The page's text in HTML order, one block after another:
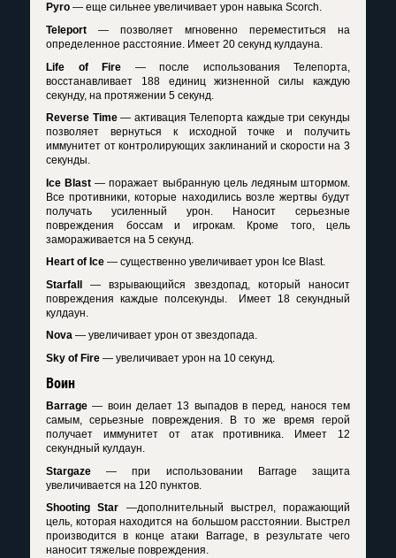
Pyro — еще сильнее увеличивает урон навыка Scorch.
Teleport — позволяет мгновенно переместиться на
определенное расстояние. Имеет 20 секунд кулдауна.
Life of Fire — после использования Телепорта,
восстанавливает 188 единиц жизненной силы каждую
секунду, на протяжении 5 секунд.
Reverse Time— активация Телепорта каждые три секунды
позволяет вернуться к исходной точке и получить
иммунитет от контролирующих заклинаний и скорости на 3
секунды.
Ice Blast — поражает выбранную цель ледяным штормом.
Все противники, которые находились возле жертвы будут
получать усиленный урон. Наносит серьезные
повреждения боссам и игрокам. Кроме того, цель
замораживается на 5 секунд.
Heart of Ice — существенно увеличивает урон Ice Blast.
Starfall — взрывающийся звездопад, который наносит
повреждения каждые полсекунды. Имеет 18 секундный
кулдаун.
Nova — увеличивает урон от звездопада.
Sky of Fire — увеличивает урон на 10 секунд.
Воин
Barrage — воин делает 13 выпадов в перед, нанося тем
самым, серьезные повреждения. В то же время герой
получает иммунитет от атак противника. Имеет 12
секундный кулдаун.
Stargaze — при использовании Barrage защита
увеличивается на 120 пунктов.
Shooting Star —дополнительный выстрел, поражающий
цель, которая находится на большом расстоянии. Выстрел
производится в конце атаки Barrage, в результате чего
наносит тяжелые повреждения.